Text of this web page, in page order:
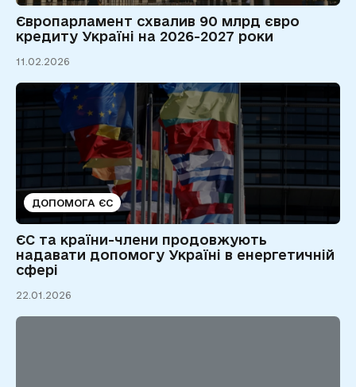
Європарламент схвалив 90 млрд євро
кредиту Україні на 2026-2027 роки
11.02.2026
ДОПОМОГА ЄС
ЄС та країни-члени продовжують
надавати допомогу Україні в енергетичній
сфері
22.01.2026